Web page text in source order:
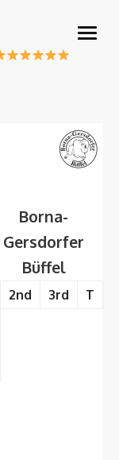
open
Borna-
Gersdorfer
Büffel
2nd 3rd T